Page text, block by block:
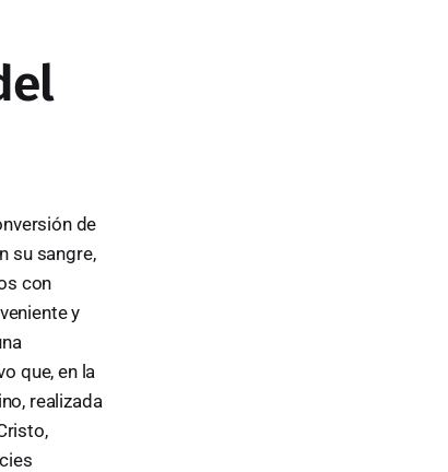
de
su sangre,
con
y
que, en la
realizada